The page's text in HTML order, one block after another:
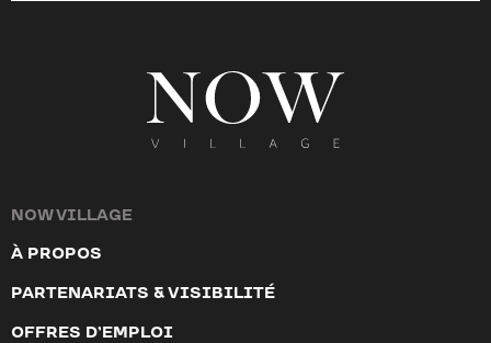
NOW VILLAGE
À PROPOS
PARTENARIATS & VISIBILITÉ
OFFRES D’EMPLOI